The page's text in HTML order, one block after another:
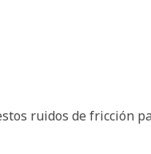
ruidos de fricción